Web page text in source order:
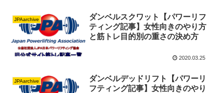
JPAarchive
ダンベルスクワット【パワーリフ
ティング記事】女性向きのやり方
と筋トレ目的別の重さの決め方
2020.03.25
JPAarchive
ダンベルデッドリフト【パワーリ
フティング記事】女性向きのやり